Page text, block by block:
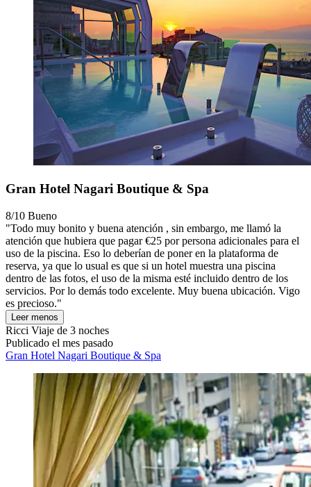
Gran Hotel Nagari Boutique & Spa
8/10 Bueno
"Todo muy bonito y buena atención , sin embargo, me llamó la
atención que hubiera que pagar €25 por persona adicionales para el
uso de la piscina. Eso lo deberían de poner en la plataforma de
reserva, ya que lo usual es que si un hotel muestra una piscina
dentro de las fotos, el uso de la misma esté incluido dentro de los
servicios. Por lo demás todo excelente. Muy buena ubicación. Vigo
es precioso."
Leer menos
Ricci Viaje de 3 noches
Publicado el mes pasado
Gran Hotel Nagari Boutique & Spa